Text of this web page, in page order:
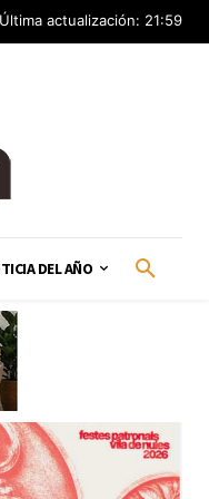
actualización: 21:59
DEL AÑO